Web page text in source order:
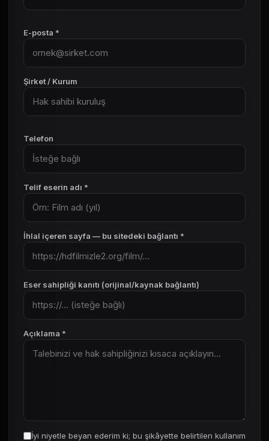
E-posta *
Şirket / Kurum
Telefon
Telif eserin adı *
İhlal içeren sayfa — bu sitedeki bağlantı *
Eser sahipliği kanıtı (orijinal/kaynak bağlantı)
Açıklama *
İyi niyetle beyan ederim ki; bu şikâyette belirtilen kullanım